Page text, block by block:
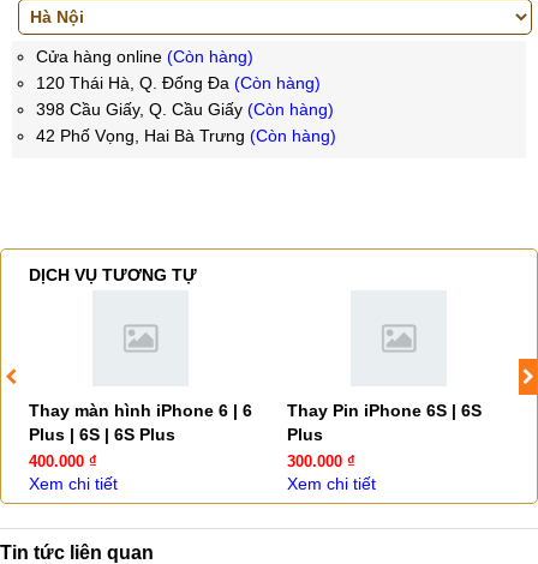
Cửa hàng online (Còn hàng)
120 Thái Hà, Q. Đống Đa (Còn hàng)
398 Cầu Giấy, Q. Cầu Giấy (Còn hàng)
42 Phố Vọng, Hai Bà Trưng (Còn hàng)
DỊCH VỤ TƯƠNG TỰ
Thay màn hình iPhone 6 | 6
Plus | 6S | 6S Plus
400.000 ₫
Xem chi tiết
Thay Pin iPhone 6S | 6S
Plus
300.000 ₫
Xem chi tiết
Tin tức liên quan